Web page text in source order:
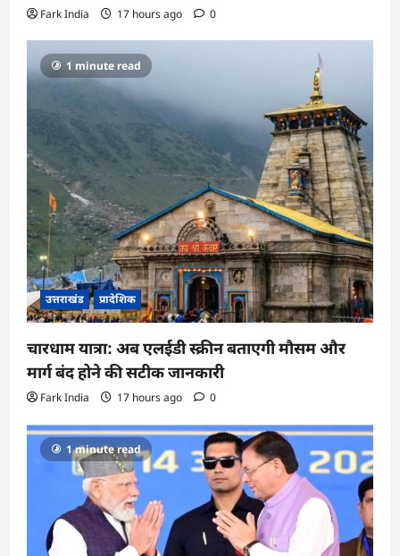
Fark India 17 hours ago 0
1 minute read
उत्तराखंड प्रादेशिक
चारधाम यात्रा: अब एलईडी स्क्रीन बताएगी मौसम और
मार्ग बंद होने की सटीक जानकारी
Fark India 17 hours ago 0
1 minute read